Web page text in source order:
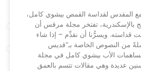
المقدس لقداسة القمص بيشوي كامل،
بالإسكندرية، تفتخر مجلة مرقس أن
قداسته. ويسرُّنا أن نقدِّم – إذا شاء
من النصوص الخاصة بـ”قديس
الأب بيشوي كامل في مجلة
عديدة وهي مقالات تتسم بالعمق